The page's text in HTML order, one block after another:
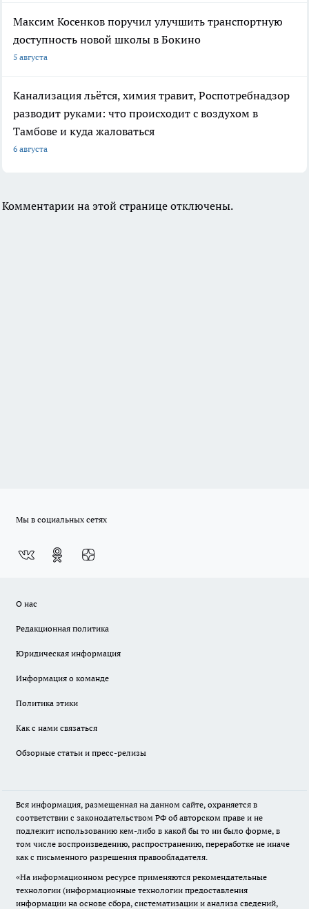
Максим Косенков поручил улучшить транспортную
доступность новой школы в Бокино
5 августа
Канализация льётся, химия травит, Роспотребнадзор
разводит руками: что происходит с воздухом в
Тамбове и куда жаловаться
6 августа
Комментарии на этой странице отключены.
Мы в социальных сетях
О нас
Редакционная политика
Юридическая информация
Информация о команде
Политика этики
Как с нами связаться
Обзорные статьи и пресс-релизы
Вся информация, размещенная на данном сайте, охраняется в
соответствии с законодательством РФ об авторском праве и не
подлежит использованию кем-либо в какой бы то ни было форме, в
том числе воспроизведению, распространению, переработке не иначе
как с письменного разрешения правообладателя.
«На информационном ресурсе применяются рекомендательные
технологии (информационные технологии предоставления
информации на основе сбора, систематизации и анализа сведений,